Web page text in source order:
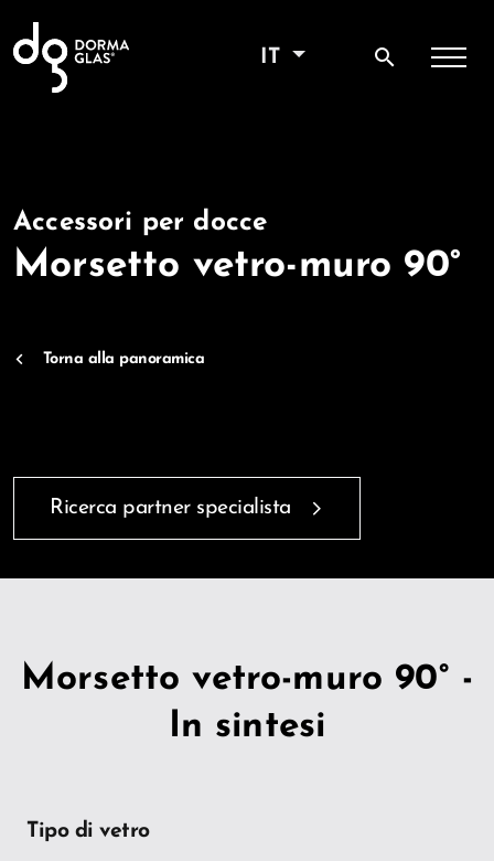
IT search
Accessori per docce
Morsetto vetro-muro 90°
Torna alla panoramica
Ricerca partner specialista
Morsetto vetro-muro 90° -
In sintesi
Tipo di vetro